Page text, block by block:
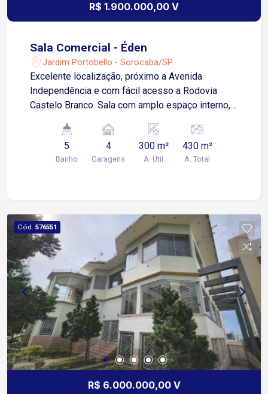
R$ 1.900.000,00 V
Sala Comercial - Éden
Jardim Portobello - Sorocaba/SP
Excelente localização, próximo a Avenida
Independência e com fácil acesso a Rodovia
Castelo Branco. Sala com amplo espaço interno,
reunião, copa, cozinha, depósito, área de serviço,
cinco banheiros e vagas de garagem
descobertas.
5
Banho
4
Garagens
300 m²
A. Útil
430 m²
A. Total
Cód. 576551
R$ 6.000.000,00 V